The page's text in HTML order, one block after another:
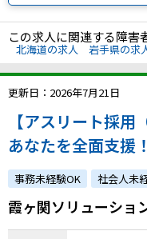
この求人に関連する障害
北海道の求人 岩手県の求
更新日：2026年7月21日
【アスリート採
あなたを全面支援
もご用意します！
事務未経験OK 社会人未
霞ヶ関ソリューショ